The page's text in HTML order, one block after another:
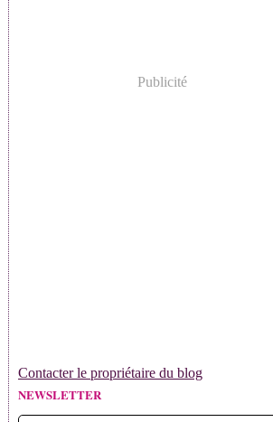
Publicité
Contacter le propriétaire du blog
NEWSLETTER